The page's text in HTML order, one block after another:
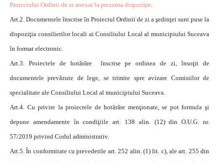
Proiectului Ordinii de zi anexat la prezenta dispoziţie
Art.2. Documentele înscrise în Proiectul Ordinii de zi a şedinţei sunt puse la
dispoziţia consilierilor locali ai Consiliului Local al municipiului Suceava
în format electronic.
Art.3. Proiectele de hotărâre înscrise pe ordinea de zi, însoţit de
documentele prevăzute de lege, se trimite spre avizare Comisiilor de
specialitate ale Consiliului Local al municipiului Suceava.
Art.4. Cu privire la proiectele de hotărâre menţionate, se pot formula şi
depune amendamente în condiţiile art. 138 alin. (12) din O.U.G. nr.
57/2019 privind Codul administrativ.
Art.5. În conformitate cu prevederile art. 252 alin. (1) lit. c), ale art. 255 din